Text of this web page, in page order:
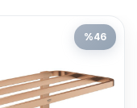
%46